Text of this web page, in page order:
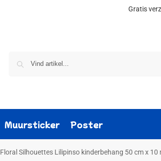
Gratis
Muursticker Poster
Floral Silhouettes Lilipinso kinderbehang 50 cm x 10